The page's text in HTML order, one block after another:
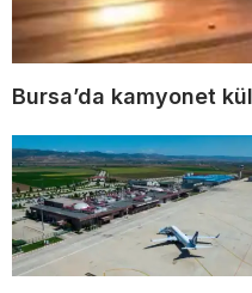
Bursa’da kamyonet